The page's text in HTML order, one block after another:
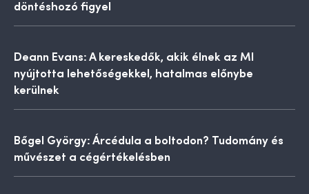
döntéshozó figyel
Deann Evans: A kereskedők, akik élnek az MI
nyújtotta lehetőségekkel, hatalmas előnybe
kerülnek
Bőgel György: Árcédula a boltodon? Tudomány és
művészet a cégértékelésben